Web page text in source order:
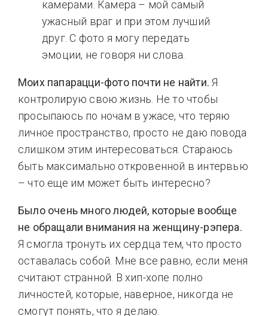
камерами. Камера – мой самый
ужасный враг и при этом лучший
друг. С фото я могу передать
эмоции, не говоря ни слова.
Моих папарацци-фото почти не найти. Я
контролирую свою жизнь. Не то чтобы
просыпаюсь по ночам в ужасе, что теряю
личное пространство, просто не даю повода
слишком этим интересоваться. Стараюсь
быть максимально откровенной в интервью
– что еще им может быть интересно?
Было очень много людей, которые вообще
не обращали внимания на женщину-рэпера.
Я смогла тронуть их сердца тем, что просто
оставалась собой. Мне все равно, если меня
считают странной. В хип-хопе полно
личностей, которые, наверное, никогда не
смогут понять, что я делаю.